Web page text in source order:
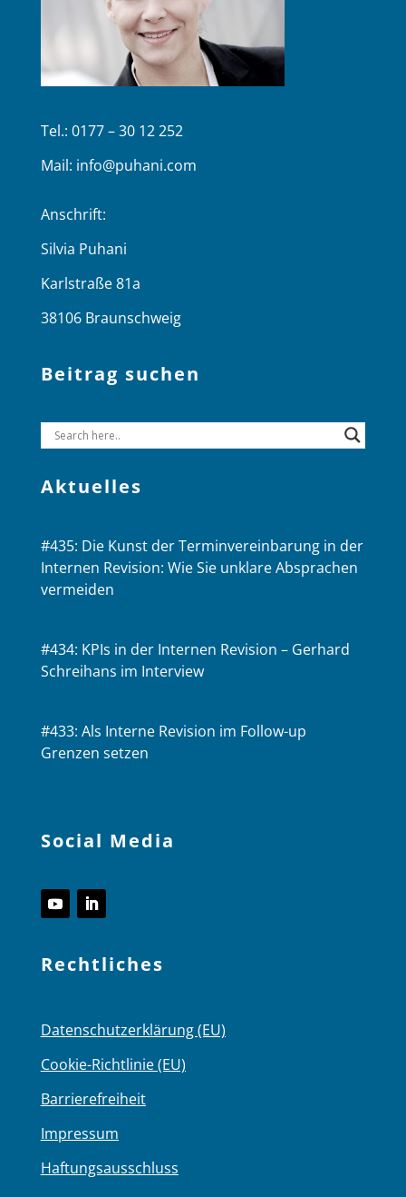
Tel.: 0177 – 30 12 252
Mail: info@puhani.com
Anschrift:
Silvia Puhani
Karlstraße 81a
38106 Braunschweig
Beitrag suchen
Aktuelles
#435: Die Kunst der Terminvereinbarung in der
Internen Revision: Wie Sie unklare Absprachen
vermeiden
#434: KPIs in der Internen Revision – Gerhard
Schreihans im Interview
#433: Als Interne Revision im Follow-up
Grenzen setzen
Social Media
Rechtliches
Datenschutzerklärung (EU)
Cookie-Richtlinie (EU)
Barrierefreiheit
Impressum
Haftungsausschluss